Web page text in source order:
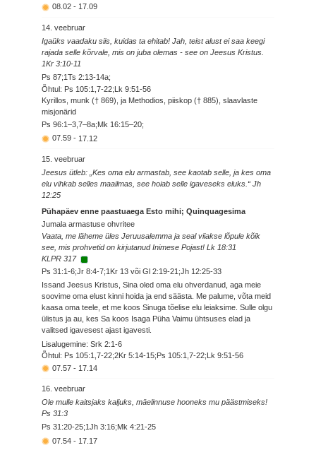
08.02 - 17.09
14. veebruar
Igaüks vaadaku siis, kuidas ta ehitab! Jah, teist alust ei saa keegi
rajada selle kõrvale, mis on juba olemas - see on Jeesus Kristus.
1Kr 3:10-11
Ps 87;1Ts 2:13-14a;
Õhtul: Ps 105:1,7-22;Lk 9:51-56
Kyrillos, munk († 869), ja Methodios, piiskop († 885), slaavlaste
misjonärid
Ps 96:1–3,7–8a;Mk 16:15–20;
07.59 - 17.12
15. veebruar
Jeesus ütleb: „Kes oma elu armastab, see kaotab selle, ja kes oma
elu vihkab selles maailmas, see hoiab selle igaveseks eluks.“ Jh
12:25
Pühapäev enne paastuaega Esto mihi; Quinquagesima
Jumala armastuse ohvritee
Vaata, me läheme üles Jeruusalemma ja seal viiakse lõpule kõik
see, mis prohvetid on kirjutanud Inimese Pojast! Lk 18:31
KLPR 317
Ps 31:1-6;Jr 8:4-7;1Kr 13 või Gl 2:19-21;Jh 12:25-33
Issand Jeesus Kristus, Sina oled oma elu ohverdanud, aga meie
soovime oma elust kinni hoida ja end säästa. Me palume, võta meid
kaasa oma teele, et me koos Sinuga tõelise elu leiaksime. Sulle olgu
ülistus ja au, kes Sa koos Isaga Püha Vaimu ühtsuses elad ja
valitsed igavesest ajast igavesti.
Lisalugemine: Srk 2:1-6
Õhtul: Ps 105:1,7-22;2Kr 5:14-15;Ps 105:1,7-22;Lk 9:51-56
07.57 - 17.14
16. veebruar
Ole mulle kaitsjaks kaljuks, mäelinnuse hooneks mu päästmiseks!
Ps 31:3
Ps 31:20-25;1Jh 3:16;Mk 4:21-25
07.54 - 17.17